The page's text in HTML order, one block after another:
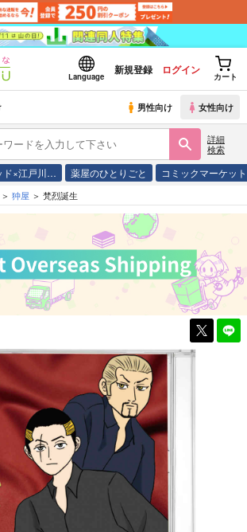
Language
新規登録 ログイン
カート
男性向け 女性向け
詳細
検索
ド×江戸川… 薬屋のひとりごと コミックマーケッ
狆屋 梵烈誕生